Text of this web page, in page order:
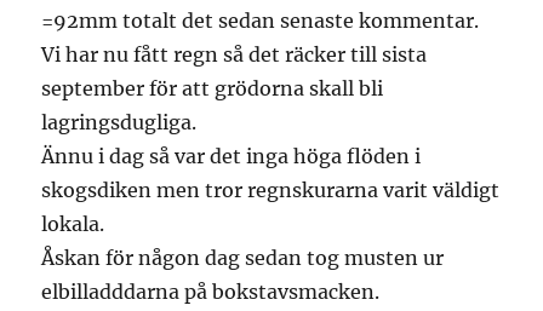
=92mm totalt det sedan senaste kommentar.
Vi har nu fått regn så det räcker till sista
september för att grödorna skall bli
lagringsdugliga.
Ännu i dag så var det inga höga flöden i
skogsdiken men tror regnskurarna varit väldigt
lokala.
Åskan för någon dag sedan tog musten ur
elbilladddarna på bokstavsmacken.